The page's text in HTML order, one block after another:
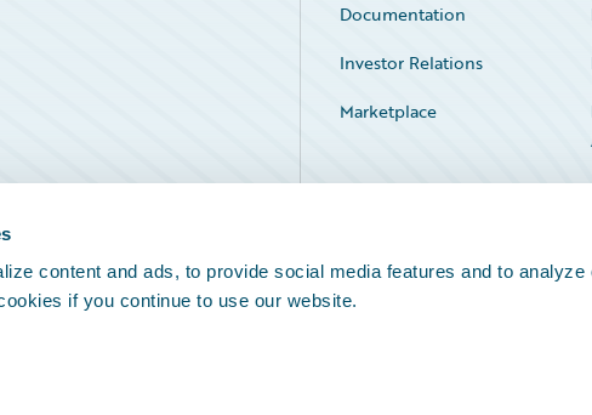
content and ads, to provide social media features and to analyze
if you continue to use our website.
Documentation
Investor Relations
Marketplace
Service Status